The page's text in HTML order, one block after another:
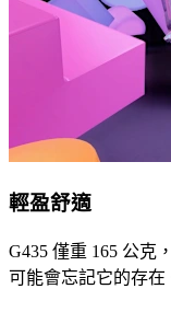
輕盈舒適
G435 僅重 165 公克
可能會忘記它的存在